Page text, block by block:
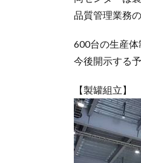
品質管理業務
600台の生産
今後開示する予
【製罐組立】